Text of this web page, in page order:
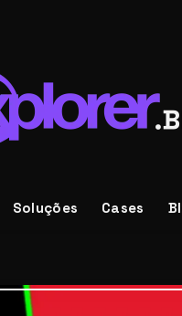
Soluções Cases